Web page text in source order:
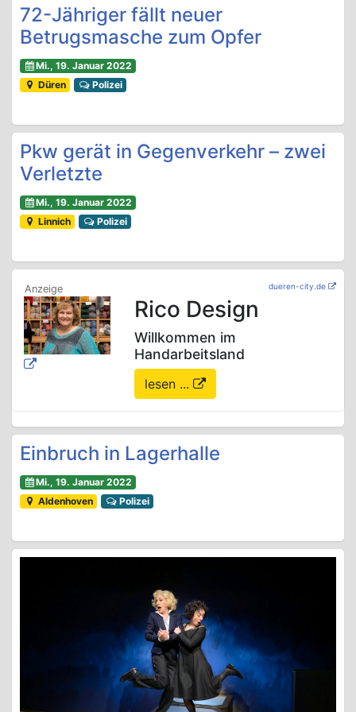
72-Jähriger fällt neuer
Betrugsmasche zum Opfer
Mi., 19. Januar 2022
Düren
Polizei
Pkw gerät in Gegenverkehr – zwei
Verletzte
Mi., 19. Januar 2022
Linnich
Polizei
dueren-city.de
Rico Design
Willkommen im
Handarbeitsland
lesen ...
Einbruch in Lagerhalle
Mi., 19. Januar 2022
Aldenhoven
Polizei